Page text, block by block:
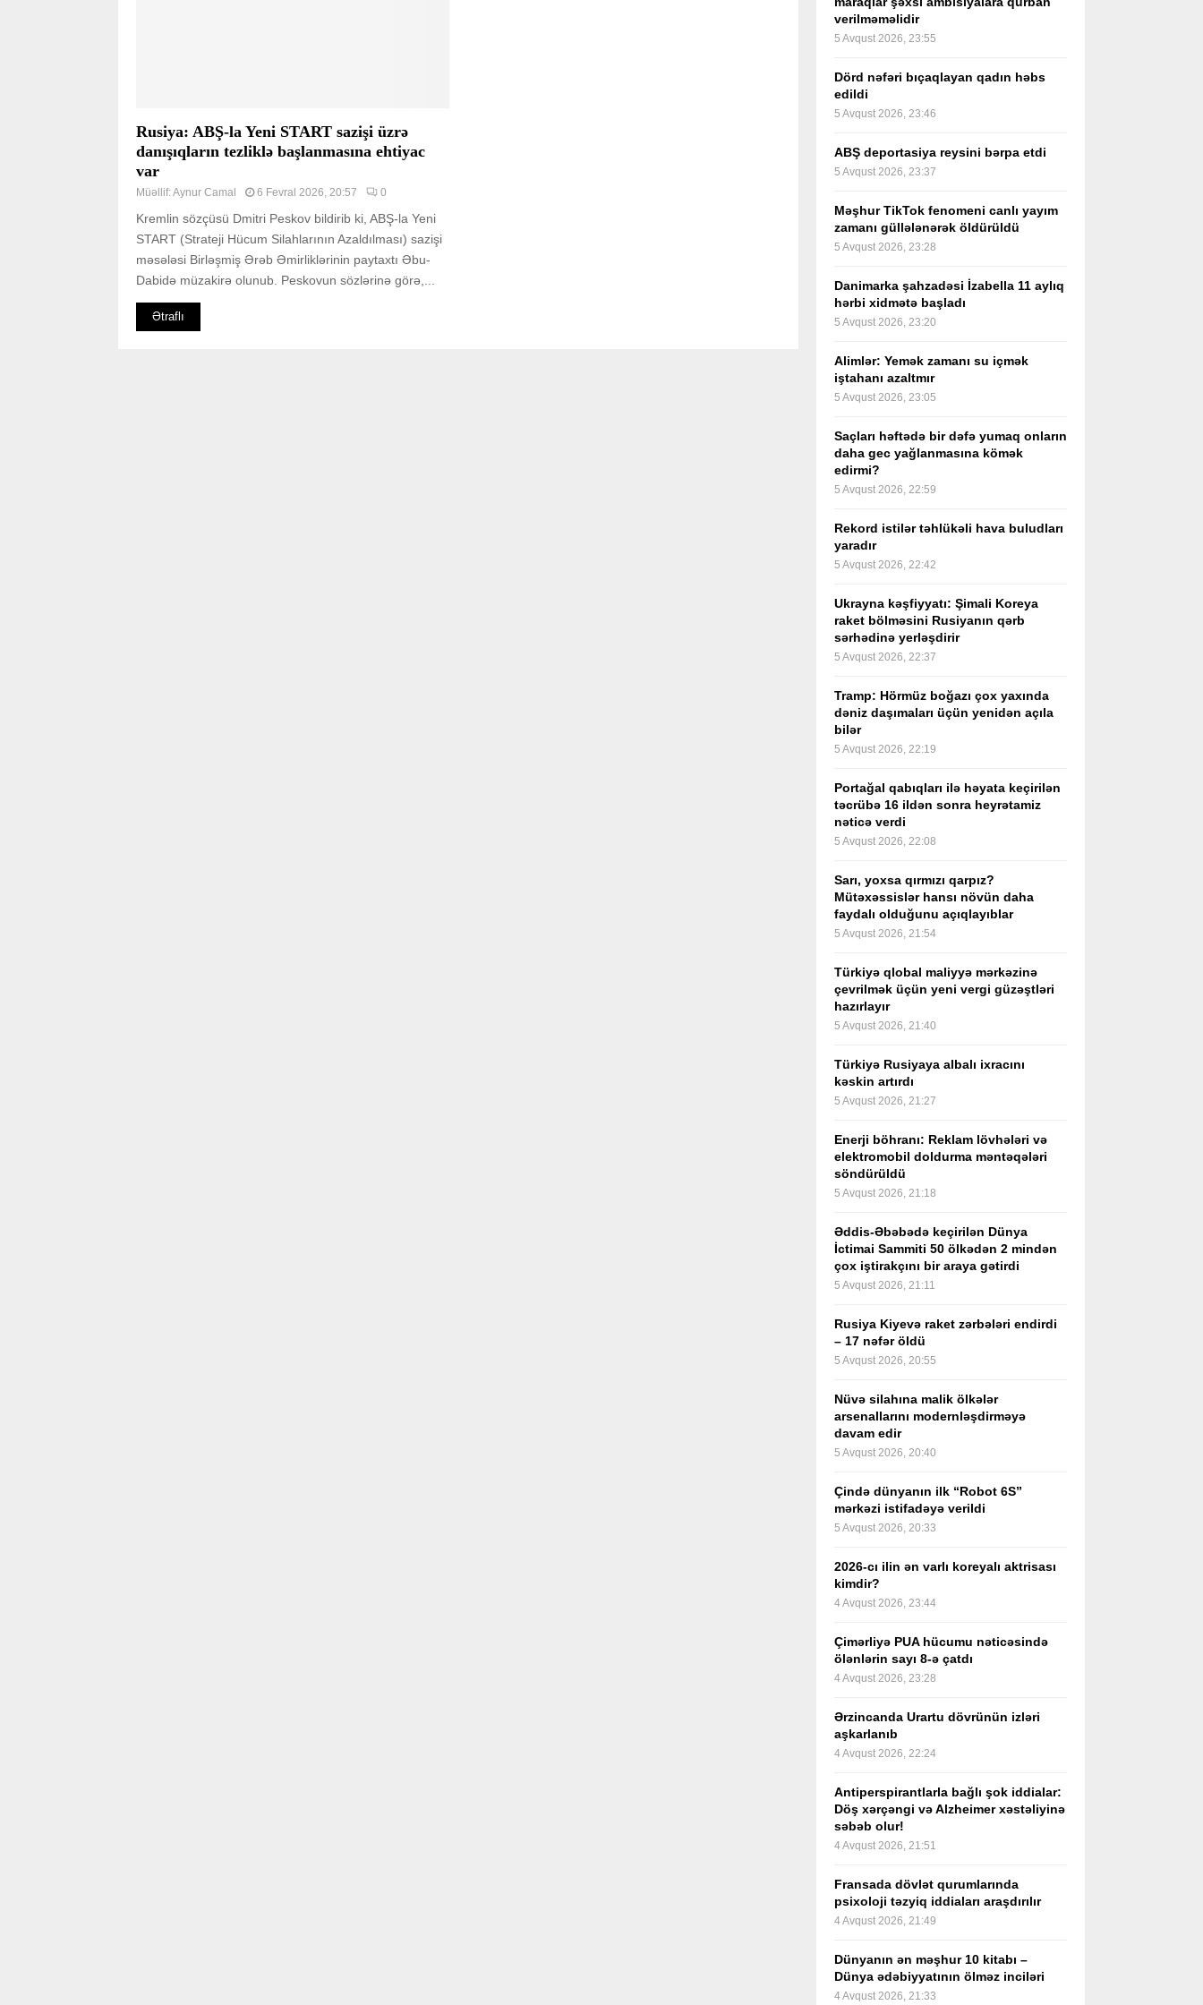
Rusiya: ABŞ-la Yeni START sazişi üzrə
danışıqların tezliklə başlanmasına ehtiyac
var
Müəllif:Aynur Camal 6 Fevral 2026, 20:57 0
Kremlin sözçüsü Dmitri Peskov bildirib ki, ABŞ-la Yeni
START (Strateji Hücum Silahlarının Azaldılması) sazişi
məsələsi Birləşmiş Ərəb Əmirliklərinin paytaxtı Əbu-
Dabidə müzakirə olunub. Peskovun sözlərinə görə,...
Ətraflı
verilməməlidir
5 Avqust 2026, 23:55
Dörd nəfəri bıçaqlayan qadın həbs
edildi
5 Avqust 2026, 23:46
ABŞ deportasiya reysini bərpa etdi
5 Avqust 2026, 23:37
Məşhur TikTok fenomeni canlı yayım
zamanı güllələnərək öldürüldü
5 Avqust 2026, 23:28
Danimarka şahzadəsi İzabella 11 aylıq
hərbi xidmətə başladı
5 Avqust 2026, 23:20
Alimlər: Yemək zamanı su içmək
iştahanı azaltmır
5 Avqust 2026, 23:05
Saçları həftədə bir dəfə yumaq onların
daha gec yağlanmasına kömək
edirmi?
5 Avqust 2026, 22:59
Rekord istilər təhlükəli hava buludları
yaradır
5 Avqust 2026, 22:42
Ukrayna kəşfiyyatı: Şimali Koreya
raket bölməsini Rusiyanın qərb
sərhədinə yerləşdirir
5 Avqust 2026, 22:37
Tramp: Hörmüz boğazı çox yaxında
dəniz daşımaları üçün yenidən açıla
bilər
5 Avqust 2026, 22:19
Portağal qabıqları ilə həyata keçirilən
təcrübə 16 ildən sonra heyrətamiz
nəticə verdi
5 Avqust 2026, 22:08
Sarı, yoxsa qırmızı qarpız?
Mütəxəssislər hansı növün daha
faydalı olduğunu açıqlayıblar
5 Avqust 2026, 21:54
Türkiyə qlobal maliyyə mərkəzinə
çevrilmək üçün yeni vergi güzəştləri
hazırlayır
5 Avqust 2026, 21:40
Türkiyə Rusiyaya albalı ixracını
kəskin artırdı
5 Avqust 2026, 21:27
Enerji böhranı: Reklam lövhələri və
elektromobil doldurma məntəqələri
söndürüldü
5 Avqust 2026, 21:18
Əddis-Əbəbədə keçirilən Dünya
İctimai Sammiti 50 ölkədən 2 mindən
çox iştirakçını bir araya gətirdi
5 Avqust 2026, 21:11
Rusiya Kiyevə raket zərbələri endirdi
– 17 nəfər öldü
5 Avqust 2026, 20:55
Nüvə silahına malik ölkələr
arsenallarını modernləşdirməyə
davam edir
5 Avqust 2026, 20:40
Çində dünyanın ilk “Robot 6S”
mərkəzi istifadəyə verildi
5 Avqust 2026, 20:33
2026-cı ilin ən varlı koreyalı aktrisası
kimdir?
4 Avqust 2026, 23:44
Çimərliyə PUA hücumu nəticəsində
ölənlərin sayı 8-ə çatdı
4 Avqust 2026, 23:28
Ərzincanda Urartu dövrünün izləri
aşkarlanıb
4 Avqust 2026, 22:24
Antiperspirantlarla bağlı şok iddialar:
Döş xərçəngi və Alzheimer xəstəliyinə
səbəb olur!
4 Avqust 2026, 21:51
Fransada dövlət qurumlarında
psixoloji təzyiq iddiaları araşdırılır
4 Avqust 2026, 21:49
Dünyanın ən məşhur 10 kitabı –
Dünya ədəbiyyatının ölməz inciləri
4 Avqust 2026, 21:33